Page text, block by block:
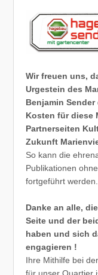
Wir freuen uns,
Urgestein des
Benjamin
Kosten für diese
Partnerseiten
Zukunft
So kann die
Publikationen
fortgeführt werden.
Danke an alle,
Seite und der
haben und sich
engagieren !
Ihre Mithilfe bei